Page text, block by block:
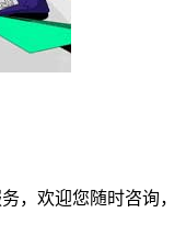
，欢迎您随时咨询，